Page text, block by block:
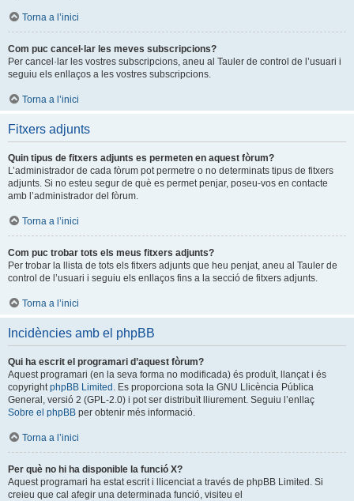
Torna a l’inici
Com puc cancel·lar les meves subscripcions?
Per cancel·lar les vostres subscripcions, aneu al Tauler de control de l’usuari i
seguiu els enllaços a les vostres subscripcions.
Torna a l’inici
Fitxers adjunts
Quin tipus de fitxers adjunts es permeten en aquest fòrum?
L’administrador de cada fòrum pot permetre o no determinats tipus de fitxers
adjunts. Si no esteu segur de què es permet penjar, poseu-vos en contacte
amb l’administrador del fòrum.
Torna a l’inici
Com puc trobar tots els meus fitxers adjunts?
Per trobar la llista de tots els fitxers adjunts que heu penjat, aneu al Tauler de
control de l’usuari i seguiu els enllaços fins a la secció de fitxers adjunts.
Torna a l’inici
Incidències amb el phpBB
Qui ha escrit el programari d’aquest fòrum?
Aquest programari (en la seva forma no modificada) és produït, llançat i és
copyrightphpBB Limited . Es proporciona sota la GNU Llicència Pública
General, versió 2 (GPL-2.0) i pot ser distribuït lliurement. Seguiu l’enllaç
Sobre el phpBB per obtenir més informació.
Torna a l’inici
Per què no hi ha disponible la funció X?
Aquest programari ha estat escrit i llicenciat a través de phpBB Limited. Si
creieu que cal afegir una determinada funció, visiteu el